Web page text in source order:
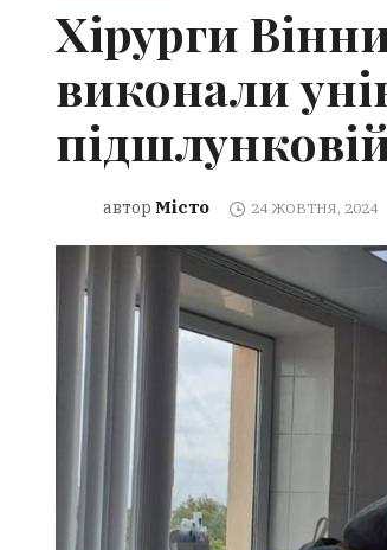
Хірурги
виконали
автор Місто 24 ЖОВТНЯ, 2024